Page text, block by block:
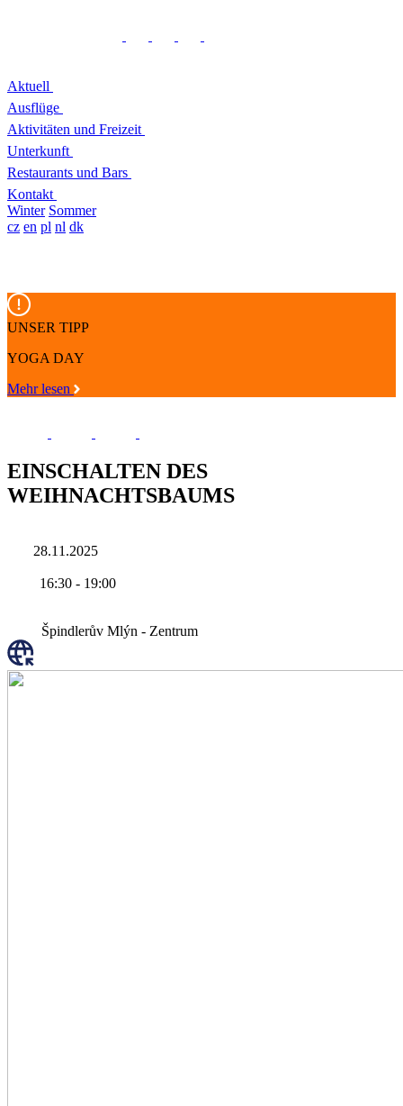
Aktuell
Ausflüge
Aktivitäten und Freizeit
Unterkunft
Restaurants und Bars
Kontakt
Winter Sommer
cz en pl nl dk
UNSER TIPP
YOGA DAY
Mehr lesen
EINSCHALTEN DES
WEIHNACHTSBAUMS
28.11.2025
16:30 - 19:00
Špindlerův Mlýn - Zentrum